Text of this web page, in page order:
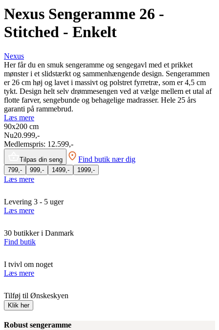
Nexus Sengeramme 26 -
Stitched - Enkelt
Nexus
Her får du en smuk sengeramme og sengegavl med et prikket
mønster i et slidstærkt og sammenhængende design. Sengerammen
er 26 cm høj og lavet i massivt og polstret fyrretræ, som er 4,5 cm
tykt. Design helt selv drømmesengen ved at vælge mellem et utal af
flotte farver, sengebunde og behagelige madrasser. Hele 25 års
garanti på rammebrud.
Læs mere
90x200 cm
Nu20.999,-
Medlemspris: 12.599,-
Tilpas din seng Find butik nær dig
799,- 999,- 1499,- 1999,-
Læs mere
Levering 3 - 5 uger
Læs mere
30 butikker i Danmark
Find butik
I tvivl om noget
Læs mere
Tilføj til Ønskeskyen
Klik her
Robust sengeramme